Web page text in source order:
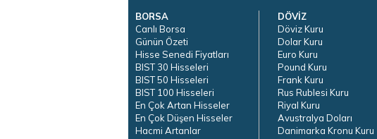
BORSA
Canlı Borsa
Günün Özeti
Hisse Senedi Fiyatları
BIST 30 Hisseleri
BIST 50 Hisseleri
BIST 100 Hisseleri
En Çok Artan Hisseler
En Çok Düşen Hisseler
Hacmi Artanlar
DÖVİZ
Döviz Kuru
Dolar Kuru
Euro Kuru
Pound Kuru
Frank Kuru
Rus Rublesi Kuru
Riyal Kuru
Avustralya Doları
Danimarka Kronu Kuru